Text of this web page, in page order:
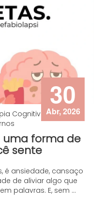
30
Abr, 2026
Cognitivo
uma forma de
sente
é ansiedade, cansaço
de aliviar algo que
palavras. E, sem ...